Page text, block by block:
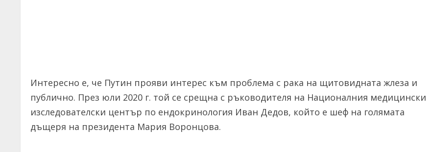
Интересно е, че Путин прояви интерес към проблема с рака на щитовидната жлеза и
публично. През юли 2020 г. той се срещна с ръководителя на Националния медицински
изследователски център по ендокринология Иван Дедов, който е шеф на голямата
дъщеря на президента Мария Воронцова.